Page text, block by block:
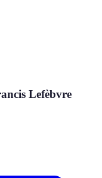
Lefèbvre